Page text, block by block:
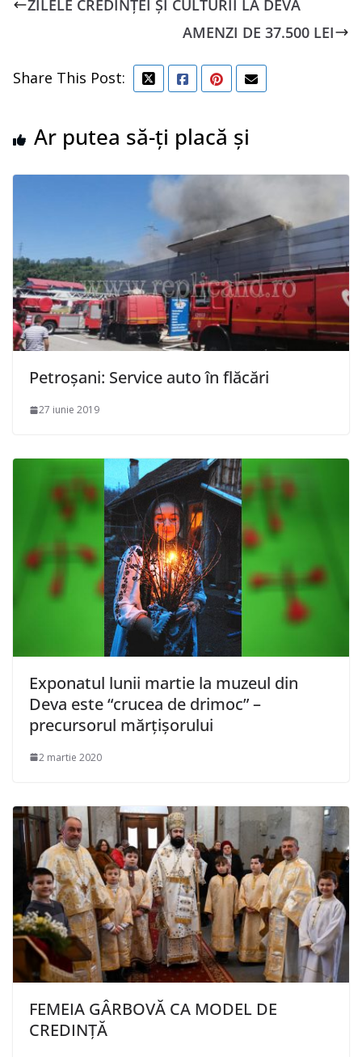
ZILELE CREDINȚEI ȘI CULTURII LA DEVA
AMENZI DE 37.500 LEI
Share This Post:
Ar putea să-ți placă și
Petroșani: Service auto în flăcări
27 iunie 2019
Exponatul lunii martie la muzeul din
Deva este “crucea de drimoc” –
precursorul mărțișorului
2 martie 2020
FEMEIA GÂRBOVĂ CA MODEL DE
CREDINȚĂ